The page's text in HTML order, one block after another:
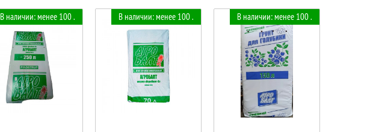
В наличии: менее 100 . В наличии: менее 100 . В наличии: менее 100 .